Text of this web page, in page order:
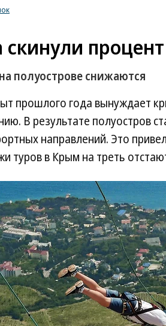
процент
полуострове снижаются
прошлого года вынуждает
В результате полуостров
направлений. Это
туров в Крым на треть